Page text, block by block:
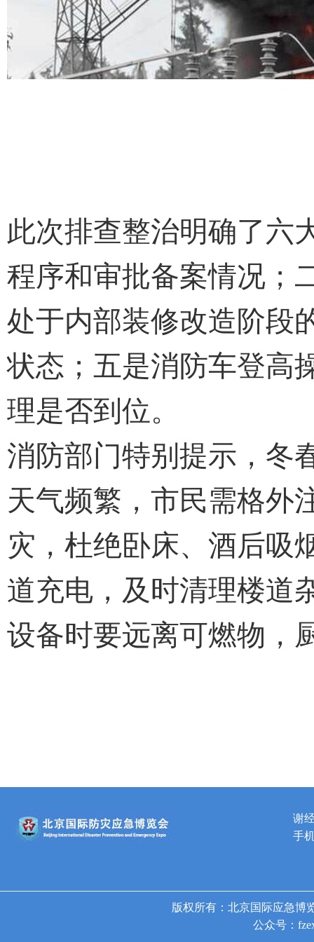
此次排查整治明确了六
程序和审批备案情况；
处于内部装修改造阶段
状态；五是消防车登高
理是否到位。
消防部门特别提示，冬
天气频繁，市民需格外
灾，杜绝卧床、酒后吸
道充电，及时清理楼道
设备时要远离可燃物，
谢
手
版权所有：北京国际应急博
公众号：